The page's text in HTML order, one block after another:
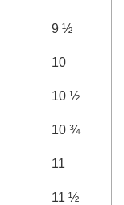
9 ½
10
10 ½
10 ¾
11
11 ½